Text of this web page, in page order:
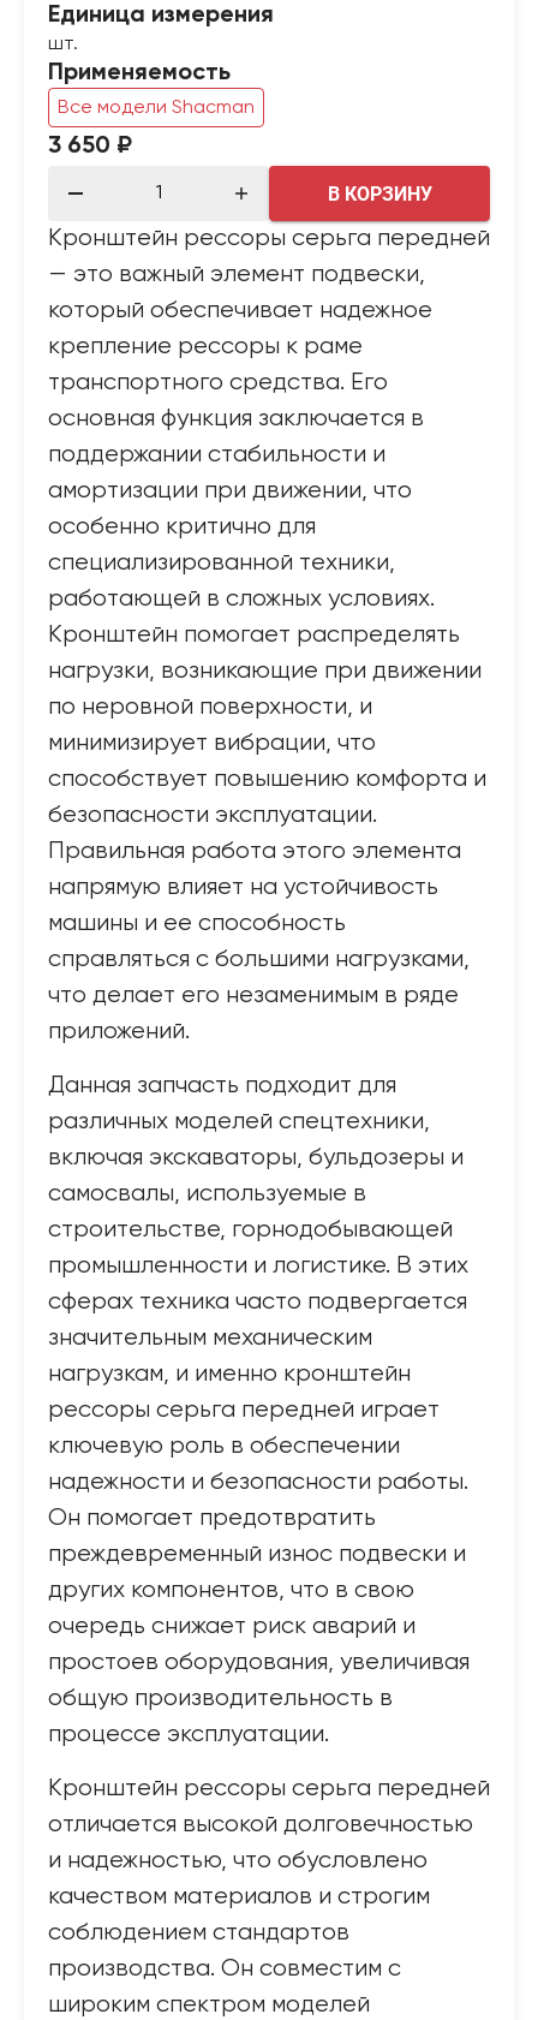
Единица измерения
шт.
Применяемость
Все модели Shacman
3 650 ₽
В КОРЗИНУ
Кронштейн рессоры серьга передней
— это важный элемент подвески,
который обеспечивает надежное
крепление рессоры к раме
транспортного средства. Его
основная функция заключается в
поддержании стабильности и
амортизации при движении, что
особенно критично для
специализированной техники,
работающей в сложных условиях.
Кронштейн помогает распределять
нагрузки, возникающие при движении
по неровной поверхности, и
минимизирует вибрации, что
способствует повышению комфорта и
безопасности эксплуатации.
Правильная работа этого элемента
напрямую влияет на устойчивость
машины и ее способность
справляться с большими нагрузками,
что делает его незаменимым в ряде
приложений.
Данная запчасть подходит для
различных моделей спецтехники,
включая экскаваторы, бульдозеры и
самосвалы, используемые в
строительстве, горнодобывающей
промышленности и логистике. В этих
сферах техника часто подвергается
значительным механическим
нагрузкам, и именно кронштейн
рессоры серьга передней играет
ключевую роль в обеспечении
надежности и безопасности работы.
Он помогает предотвратить
преждевременный износ подвески и
других компонентов, что в свою
очередь снижает риск аварий и
простоев оборудования, увеличивая
общую производительность в
процессе эксплуатации.
Кронштейн рессоры серьга передней
отличается высокой долговечностью
и надежностью, что обусловлено
качеством материалов и строгим
соблюдением стандартов
производства. Он совместим с
широким спектром моделей